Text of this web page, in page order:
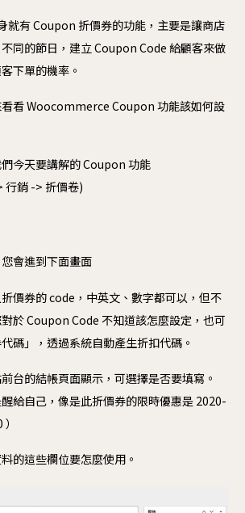
有 Coupon 折價券的功能，主要是讓商店
同的節日，建立 Coupon Code 給顧客來做
下單的機率。
看 Woocommerce Coupon 功能該如何設
今天要講解的 Coupon 功能
銷 -> 折價卷)
會進到下面畫面
價券的 code，中英文、數字都可以，但不
於 Coupon Code 不知道該怎麼設定，也可
碼」，透過系統自動產生折扣代碼。
台的結帳頁面顯示，可選擇是否要填寫。
醒給自己，像是此折價券的限時優惠是 2020-
的這些欄位要怎麼使用。